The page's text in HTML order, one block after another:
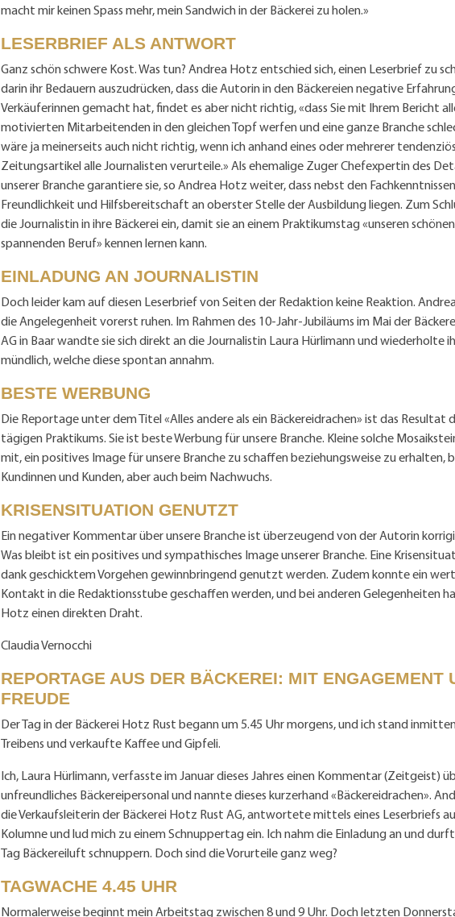
macht mir keinen Spass mehr, mein Sandwich in der Bäckerei zu holen.»
LESERBRIEF ALS ANTWORT
Ganz schön schwere Kost. Was tun? Andrea Hotz entschied sich, einen Leserbrief zu
darin ihr Bedauern auszudrücken, dass die Autorin in den Bäckereien negative
Verkäuferinnen gemacht hat, findet es aber nicht richtig, «dass Sie mit Ihrem Bericht
motivierten Mitarbeitenden in den gleichen Topf werfen und eine ganze Branche
wäre ja meinerseits auch nicht richtig, wenn ich anhand eines oder mehrerer
Zeitungsartikel alle Journalisten verurteile.» Als ehemalige Zuger Chefexpertin des
unserer Branche garantiere sie, so Andrea Hotz weiter, dass nebst den
Freundlichkeit und Hilfsbereitschaft an oberster Stelle der Ausbildung liegen. Zum
die Journalistin in ihre Bäckerei ein, damit sie an einem Praktikumstag «unseren
spannenden Beruf» kennen lernen kann.
EINLADUNG AN JOURNALISTIN
Doch leider kam auf diesen Leserbrief von Seiten der Redaktion keine Reaktion.
die Angelegenheit vorerst ruhen. Im Rahmen des 10-Jahr-Jubiläums im Mai der
AG in Baar wandte sie sich direkt an die Journalistin Laura Hürlimann und wiederholte
mündlich, welche diese spontan annahm.
BESTE WERBUNG
Die Reportage unter dem Titel «Alles andere als ein Bäckereidrachen» ist das Resultat
tägigen Praktikums. Sie ist beste Werbung für unsere Branche. Kleine solche
mit, ein positives Image für unsere Branche zu schaffen beziehungsweise zu erhalten,
Kundinnen und Kunden, aber auch beim Nachwuchs.
KRISENSITUATION GENUTZT
Ein negativer Kommentar über unsere Branche ist überzeugend von der Autorin
Was bleibt ist ein positives und sympathisches Image unserer Branche. Eine
dank geschicktem Vorgehen gewinnbringend genutzt werden. Zudem konnte ein
Kontakt in die Redaktionsstube geschaffen werden, und bei anderen Gelegenheiten
Hotz einen direkten Draht.
Claudia Vernocchi
REPORTAGE AUS DER BÄCKEREI: MIT ENGAGEMENT
FREUDE
Der Tag in der Bäckerei Hotz Rust begann um 5.45 Uhr morgens, und ich stand
Treibens und verkaufte Kaffee und Gipfeli.
Ich, Laura Hürlimann, verfasste im Januar dieses Jahres einen Kommentar (Zeitgeist)
unfreundliches Bäckereipersonal und nannte dieses kurzerhand «Bäckereidrachen».
die Verkaufsleiterin der Bäckerei Hotz Rust AG, antwortete mittels eines Leserbriefs
Kolumne und lud mich zu einem Schnuppertag ein. Ich nahm die Einladung an und
Tag Bäckereiluft schnuppern. Doch sind die Vorurteile ganz weg?
TAGWACHE 4.45 UHR
Normalerweise beginnt mein Arbeitstag zwischen 8 und 9 Uhr. Doch letzten